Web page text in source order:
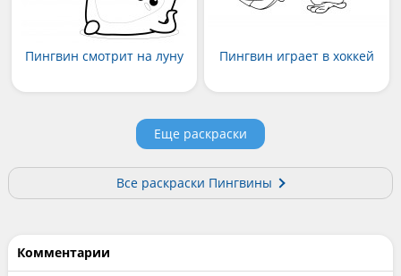
Пингвин смотрит на луну Пингвин играет в хоккей
Еще раскраски
Все раскраски Пингвины
Комментарии